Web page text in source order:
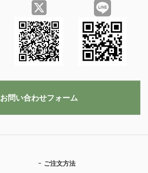
ご注文方法
お問い合わせフォーム